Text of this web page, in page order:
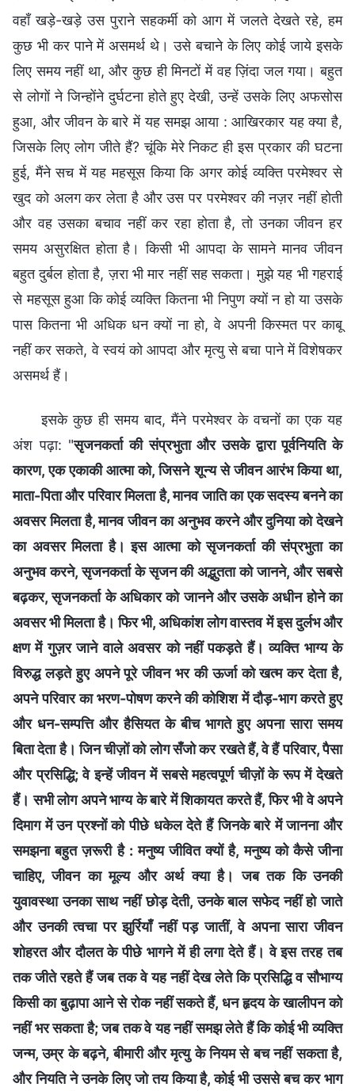
वहाँ खड़े-खड़े उस पुराने सहकर्मी को आग में जलते देखते रहे, हम
कुछ भी कर पाने में असमर्थ थे। उसे बचाने के लिए कोई जाये इसके
लिए समय नहीं था, और कुछ ही मिनटों में वह ज़िंदा जल गया। बहुत
से लोगों ने जिन्होंने दुर्घटना होते हुए देखी, उन्हें उसके लिए अफसोस
हुआ, और जीवन के बारे में यह समझ आया : आखिरकार यह क्या है,
जिसके लिए लोग जीते हैं? चूंकि मेरे निकट ही इस प्रकार की घटना
हुई, मैंने सच में यह महसूस किया कि अगर कोई व्यक्ति परमेश्वर से
खुद को अलग कर लेता है और उस पर परमेश्वर की नज़र नहीं होती
और वह उसका बचाव नहीं कर रहा होता है, तो उनका जीवन हर
समय असुरक्षित होता है। किसी भी आपदा के सामने मानव जीवन
बहुत दुर्बल होता है, ज़रा भी मार नहीं सह सकता। मुझे यह भी गहराई
से महसूस हुआ कि कोई व्यक्ति कितना भी निपुण क्यों न हो या उसके
पास कितना भी अधिक धन क्यों ना हो, वे अपनी किस्मत पर काबू
नहीं कर सकते, वे स्वयं को आपदा और मृत्यु से बचा पाने में विशेषकर
असमर्थ हैं।
इसके कुछ ही समय बाद, मैंने परमेश्वर के वचनों का एक यह
अंश पढ़ा: "सृजनकर्ता की संप्रभुता और उसके द्वारा पूर्वनियति के
कारण, एक एकाकी आत्मा को, जिसने शून्य से जीवन आरंभ किया था,
माता-पिता और परिवार मिलता है, मानव जाति का एक सदस्य बनने का
अवसर मिलता है, मानव जीवन का अनुभव करने और दुनिया को देखने
का अवसर मिलता है। इस आत्मा को सृजनकर्ता की संप्रभुता का
अनुभव करने, सृजनकर्ता के सृजन की अद्भुतता को जानने, और सबसे
बढ़कर, सृजनकर्ता के अधिकार को जानने और उसके अधीन होने का
अवसर भी मिलता है। फिर भी, अधिकांश लोग वास्तव में इस दुर्लभ और
क्षण में गुज़र जाने वाले अवसर को नहीं पकड़ते हैं। व्यक्ति भाग्य के
विरुद्ध लड़ते हुए अपने पूरे जीवन भर की ऊर्जा को खत्म कर देता है,
अपने परिवार का भरण-पोषण करने की कोशिश में दौड़-भाग करते हुए
और धन-सम्पत्ति और हैसियत के बीच भागते हुए अपना सारा समय
बिता देता है। जिन चीज़ों को लोग सँजो कर रखते हैं, वे हैं परिवार, पैसा
और प्रसिद्धि; वे इन्हें जीवन में सबसे महत्वपूर्ण चीज़ों के रूप में देखते
हैं। सभी लोग अपने भाग्य के बारे में शिकायत करते हैं, फिर भी वे अपने
दिमाग में उन प्रश्नों को पीछे धकेल देते हैं जिनके बारे में जानना और
समझना बहुत ज़रूरी है : मनुष्य जीवित क्यों है, मनुष्य को कैसे जीना
चाहिए, जीवन का मूल्य और अर्थ क्या है। जब तक कि उनकी
युवावस्था उनका साथ नहीं छोड़ देती, उनके बाल सफेद नहीं हो जाते
और उनकी त्वचा पर झुर्रियाँ नहीं पड़ जातीं, वे अपना सारा जीवन
शोहरत और दौलत के पीछे भागने में ही लगा देते हैं। वे इस तरह तब
तक जीते रहते हैं जब तक वे यह नहीं देख लेते कि प्रसिद्धि व सौभाग्य
किसी का बुढ़ापा आने से रोक नहीं सकते हैं, धन हृदय के खालीपन को
नहीं भर सकता है; जब तक वे यह नहीं समझ लेते हैं कि कोई भी व्यक्ति
जन्म, उम्र के बढ़ने, बीमारी और मृत्यु के नियम से बच नहीं सकता है,
और नियति ने उनके लिए जो तय किया है, कोई भी उससे बच कर भाग